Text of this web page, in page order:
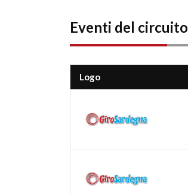
Eventi del circuito
Logo